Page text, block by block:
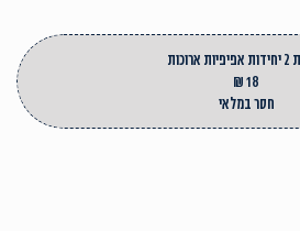
Up and Down arrow keys to
18 ₪
חסר במלאי